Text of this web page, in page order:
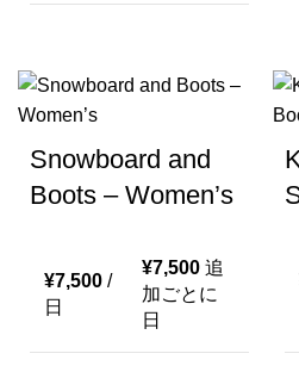
Snowboard and
Boots – Women’s
¥7,500 /
日
¥7,500 追
加ごとに
日